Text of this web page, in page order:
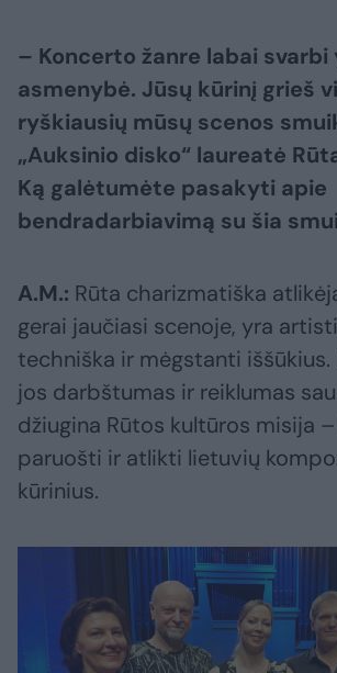
– Koncerto žanre labai
asmenybė. Jūsų kūrinį grieš
ryškiausių mūsų scenos
„Auksinio disko“ laureatė
Ką galėtumėte pasakyti apie
bendradarbiavimą su šia
A.M.: Rūta charizmatiška
gerai jaučiasi scenoje, yra
techniška ir mėgstanti
jos darbštumas ir reiklumas
džiugina Rūtos kultūros misija
paruošti ir atlikti lietuvių
kūrinius.